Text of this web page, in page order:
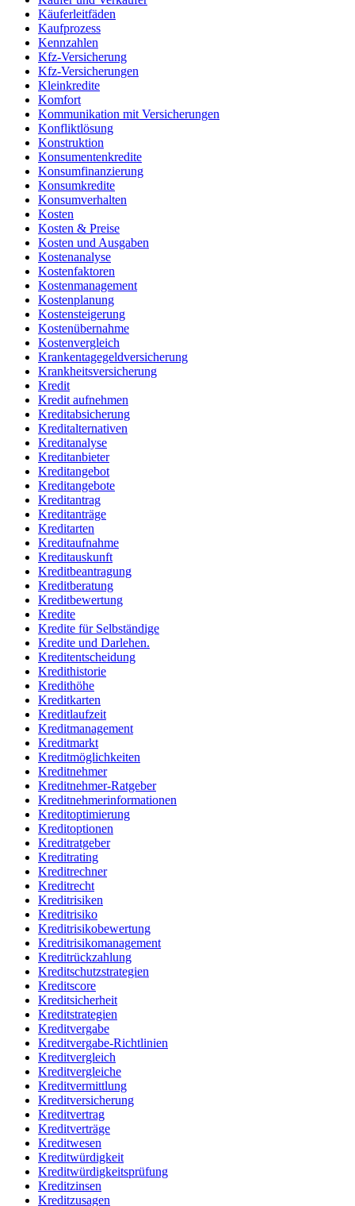
Käuferleitfäden
Kaufprozess
Kennzahlen
Kfz-Versicherung
Kfz-Versicherungen
Kleinkredite
Komfort
Kommunikation mit Versicherungen
Konfliktlösung
Konstruktion
Konsumentenkredite
Konsumfinanzierung
Konsumkredite
Konsumverhalten
Kosten
Kosten & Preise
Kosten und Ausgaben
Kostenanalyse
Kostenfaktoren
Kostenmanagement
Kostenplanung
Kostensteigerung
Kostenübernahme
Kostenvergleich
Krankentagegeldversicherung
Krankheitsversicherung
Kredit
Kredit aufnehmen
Kreditabsicherung
Kreditalternativen
Kreditanalyse
Kreditanbieter
Kreditangebot
Kreditangebote
Kreditantrag
Kreditanträge
Kreditarten
Kreditaufnahme
Kreditauskunft
Kreditbeantragung
Kreditberatung
Kreditbewertung
Kredite
Kredite für Selbständige
Kredite und Darlehen.
Kreditentscheidung
Kredithistorie
Kredithöhe
Kreditkarten
Kreditlaufzeit
Kreditmanagement
Kreditmarkt
Kreditmöglichkeiten
Kreditnehmer
Kreditnehmer-Ratgeber
Kreditnehmerinformationen
Kreditoptimierung
Kreditoptionen
Kreditratgeber
Kreditrating
Kreditrechner
Kreditrecht
Kreditrisiken
Kreditrisiko
Kreditrisikobewertung
Kreditrisikomanagement
Kreditrückzahlung
Kreditschutzstrategien
Kreditscore
Kreditsicherheit
Kreditstrategien
Kreditvergabe
Kreditvergabe-Richtlinien
Kreditvergleich
Kreditvergleiche
Kreditvermittlung
Kreditversicherung
Kreditvertrag
Kreditverträge
Kreditwesen
Kreditwürdigkeit
Kreditwürdigkeitsprüfung
Kreditzinsen
Kreditzusagen